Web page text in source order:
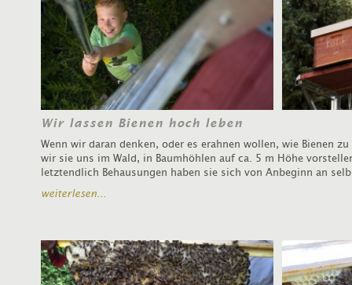
Wir lassen Bienen hoch leben
Wenn wir daran denken, oder es erahnen wollen, wie Bienen
wir sie uns im Wald, in Baumhöhlen auf ca. 5 m Höhe
letztendlich Behausungen haben sie sich von Anbeginn an
weiterlesen...